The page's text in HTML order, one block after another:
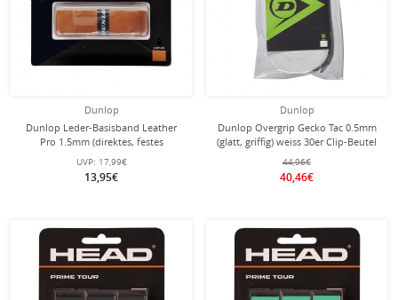
Dunlop
Dunlop Leder-Basisband Leather
Pro 1.5mm (direktes, festes
Griffgefühl) braun - 1 Stück
UVP: 17,99€
13,95€
Dunlop
Dunlop Overgrip Gecko Tac 0.5mm
(glatt, griffig) weiss 30er Clip-Beutel
44,96€
40,46€